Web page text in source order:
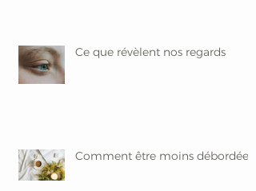
Ce que révèlent nos regards
Comment être moins débordée ?